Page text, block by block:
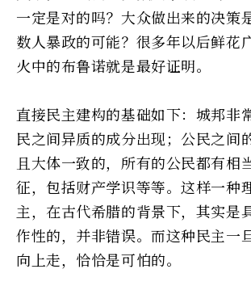
一定是对的吗？大众做出来的决策
数人暴政的可能？很多年以后鲜花
火中的布鲁诺就是最好证明。
直接民主建构的基础如下：城邦非
民之间异质的成分出现；公民之间
且大体一致的，所有的公民都有相
征，包括财产学识等等。这样一种
主，在古代希腊的背景下，其实是
作性的，并非错误。而这种民主一
向上走，恰恰是可怕的。